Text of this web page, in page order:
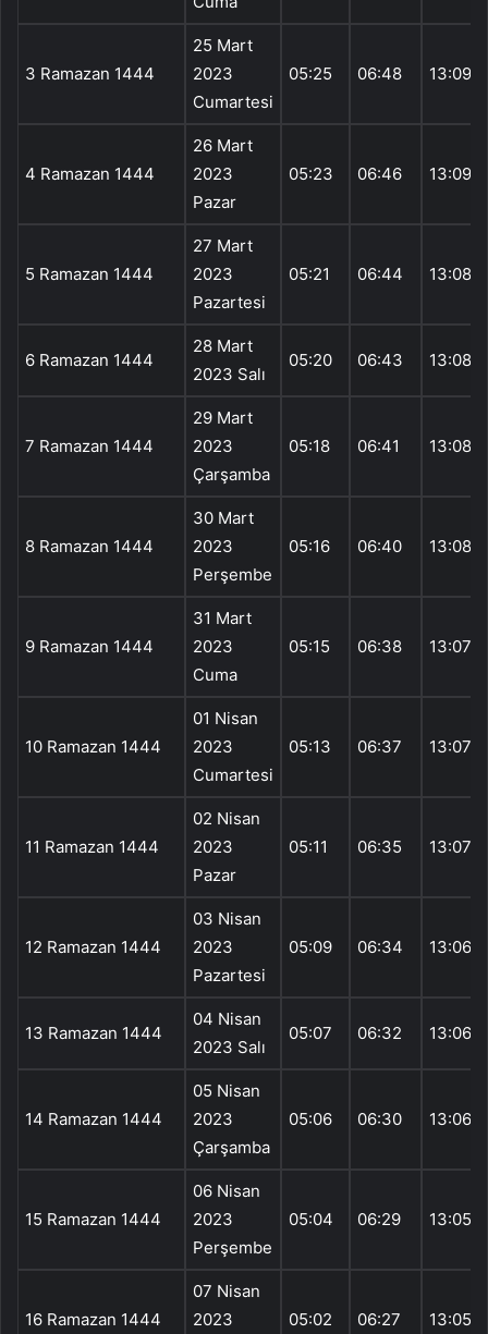
3 Ramazan 1444
25 Mart
2023
Cumartesi
05:25 06:48 13:09
4 Ramazan 1444
26 Mart
2023
Pazar
05:23 06:46 13:09
5 Ramazan 1444
27 Mart
2023
Pazartesi
05:21 06:44 13:08
6 Ramazan 1444
28 Mart
2023 Salı
05:20 06:43 13:08
7 Ramazan 1444
29 Mart
2023
Çarşamba
05:18 06:41 13:08
8 Ramazan 1444
30 Mart
2023
Perşembe
05:16 06:40 13:08
9 Ramazan 1444
31 Mart
2023
Cuma
05:15 06:38 13:07
10 Ramazan 1444
01 Nisan
2023
Cumartesi
05:13 06:37 13:07
11 Ramazan 1444
02 Nisan
2023
Pazar
05:11 06:35 13:07
12 Ramazan 1444
03 Nisan
2023
Pazartesi
05:09 06:34 13:06
13 Ramazan 1444
04 Nisan
2023 Salı
05:07 06:32 13:06
14 Ramazan 1444
05 Nisan
2023
Çarşamba
05:06 06:30 13:06
15 Ramazan 1444
06 Nisan
2023
Perşembe
05:04 06:29 13:05
16 Ramazan 1444
07 Nisan
2023
05:02 06:27 13:05